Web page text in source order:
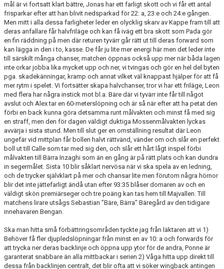
mål är vi fortsatt klart bättre, Jonas har ett farligt skott och vi får ett antal
frisparkar efter att han blivit nedsparkad för 22: a, 23:e och 24:e gången.
Men mitt i alla dessa farligheter leder en olycklig skarv av Kappe fram till att
deras anfallare får halvfriläge och kan få iväg ett bra skott som Pada gör
en fin räddning på men där returen tyvärr går rätt ut till deras forward som
kan lägga in den i to, kasse. De får ju lite mer energi här men det leder inte
till särskilt många chanser, matchen öppnas också upp mer när båda lagen
inte orkar jobba lika mycket upp och ner, vi tvingas och gör en hel del byten
pga. skadekänningar, kramp och annat vilket väl knappast hjälper för att få
mer rytm i spelet. Vi fortsätter skapa halvchanser, tror vi har ett friläge, Leon
med flera har några instick mot bl.a. Bäre där vi tyvärr inte får till något
avslut och Alex tar en 60-meterslöpning och är så när efter att ha petat den
förbi en back kunna göra detsamma runt målvakten och minst få med sig
en straff, men den för dagen väldigt duktiga Mossenmålvakten lyckas
avvärja i sista stund. Men till slut ger en omställning resultat där Leon
ungefär vid mittplan får bollen halvt rättvänd, vänder om och slår en perfekt
boll ut till Calle som tar med sig den, och slår ett hårt lågt inspel förbi
målvakten till Bärra Inzaghi som än en gång är på rätt plats och kan dundra
in segermålet. Sista 10 blir såklart nervösa när vi ska spela av en ledning,
och de trycker självklart på mer och chansar lite men förutom några hörnor
blir det inte jättefarligt ändå utan efter 93:35 blåser domaren av och en
väldigt skön premiärseger och tre poäng kan tas hem till Majvallen. Till
matchens lirare utsågs Sebastian ”Bäre, Bärra” Bäregård av den tidigare
innehavaren Bengan.
Ska man hitta små förbättringsområden tyckte jag från läktaren att vi 1)
Behöver få fler djupledslöpningar från minst en av 10: a och forwards för
att trycka ner deras backlinje och öppna upp ytor för de andra, Ponne är
garanterat snabbare än alla mittbackar i serien 2) Våga hitta upp direkt till
dessa från backlinjen centralt, det blir ofta att vi söker wingback antingen